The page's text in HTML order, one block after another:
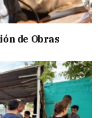
de Obras